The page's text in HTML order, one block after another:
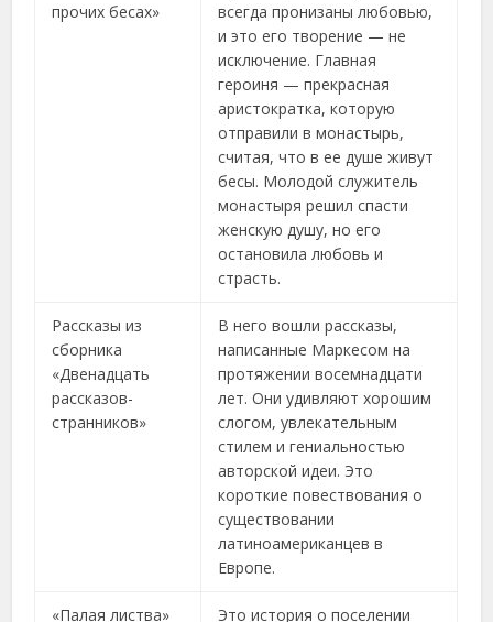
прочих бесах»
всегда пронизаны любовью,
и это его творение — не
исключение. Главная
героиня — прекрасная
аристократка, которую
отправили в монастырь,
считая, что в ее душе живут
бесы. Молодой служитель
монастыря решил спасти
женскую душу, но его
остановила любовь и
страсть.
Рассказы из
сборника
«Двенадцать
рассказов-
странников»
В него вошли рассказы,
написанные Маркесом на
протяжении восемнадцати
лет. Они удивляют хорошим
слогом, увлекательным
стилем и гениальностью
авторской идеи. Это
короткие повествования о
существовании
латиноамериканцев в
Европе.
«Палая листва»
Это история о поселении